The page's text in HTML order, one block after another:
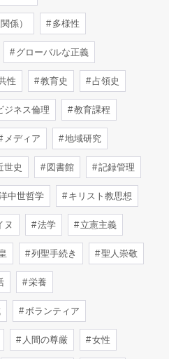
係） 多様性
グローバルな正義
性 教育史 占領史
ジネス倫理 教育課程
メディア 地域研究
世史 図書館 記録管理
中世哲学 キリスト教思想
ヌ 法学 立憲主義
列聖手続き 聖人崇敬
栄養
ボランティア
人間の尊厳 女性